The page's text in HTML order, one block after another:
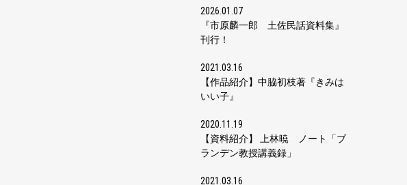
2026.01.07
『市原麟一郎 土佐民話資料集』
刊行！
2021.03.16
【作品紹介】中脇初枝著『きみは
いい子』
2020.11.19
【資料紹介】 上林暁 ノート「ブ
ランデン教授講義録」
2021.03.16